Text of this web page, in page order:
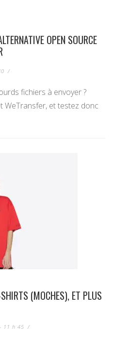
OPEN SOURCE
/
fichiers à envoyer ?
WeTransfer, et testez donc
(MOCHES), ET PLUS
11 h 45 /